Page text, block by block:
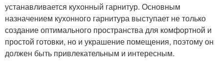
устанавливается кухонный гарнитур. Основным
назначением кухонного гарнитура выступает не только
создание оптимального пространства для комфортной и
простой готовки, но и украшение помещения, поэтому он
должен быть привлекательным и интересным.